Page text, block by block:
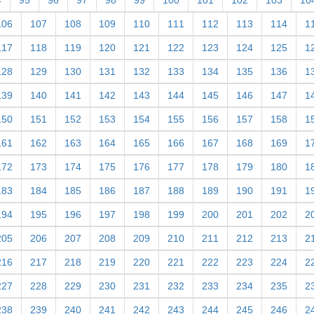
107 108 109 110 111 112 113 114
118 119 120 121 122 123 124 125
129 130 131 132 133 134 135 136
140 141 142 143 144 145 146 147
151 152 153 154 155 156 157 158
162 163 164 165 166 167 168 169
173 174 175 176 177 178 179 180
184 185 186 187 188 189 190 191
195 196 197 198 199 200 201 202
206 207 208 209 210 211 212 213
217 218 219 220 221 222 223 224
228 229 230 231 232 233 234 235
239 240 241 242 243 244 245 246